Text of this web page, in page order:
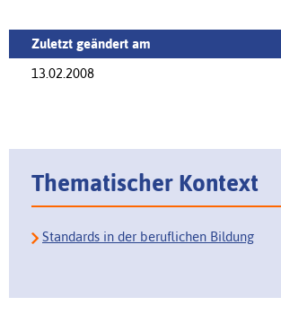
Zuletzt geändert am
13.02.2008
Thematischer Kontext
Standards in der beruflichen Bildung